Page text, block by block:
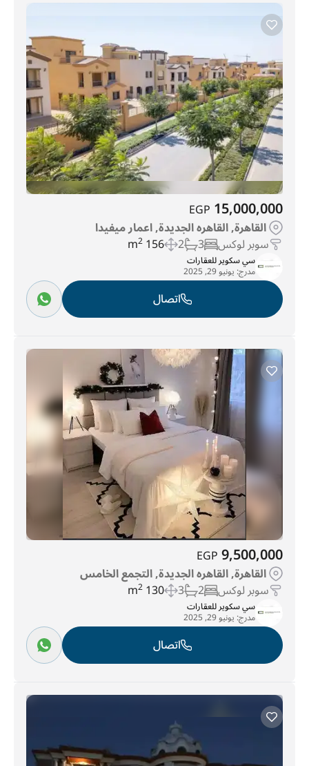
15,000,000
EGP
القاهرة, القاهره الجديدة, اعمار ميفيدا
سوبر لوكس 3
2
156 m
2
سي سكوير للعقارات
مدرج: يونيو 29, 2025
اتصال
9,500,000
EGP
القاهرة, القاهره الجديدة, التجمع الخامس
سوبر لوكس 2
3
130 m
2
سي سكوير للعقارات
مدرج: يونيو 29, 2025
اتصال